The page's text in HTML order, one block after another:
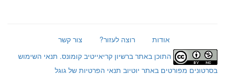
אודות רוצה לעזור?
צור קשר
התוכן באתר ברשיון קריאייטיב קומונס. תנאי השימוש
בסרטונים מפורטים באתר יוטיוב תנאי הפרטיות של גוגל